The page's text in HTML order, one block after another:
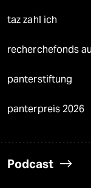
taz zahl ich
recherchefonds
panterstiftung
panterpreis 2026
Podcast